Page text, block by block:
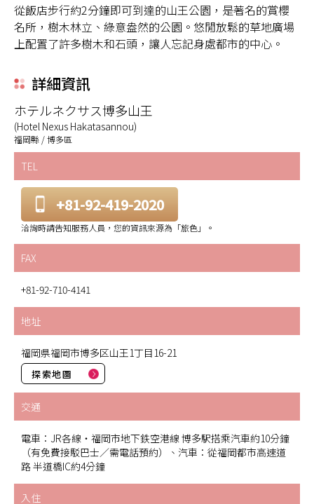
從飯店步行約2分鐘即可到達的山王公園，是著名的賞櫻
名所，樹木林立、綠意盎然的公園。悠閒放鬆的草地廣場
上配置了許多樹木和石頭，讓人忘記身處都市的中心。
詳細資訊
ホテルネクサス博多山王
(Hotel Nexus Hakatasannou)
福岡縣 / 博多區
TEL
+81-92-419-2020
洽詢時請告知服務人員，您的資訊來源為「旅色」。
FAX
+81-92-710-4141
地址
福岡県福岡市博多区山王1丁目16-21
探索地圖
交通
電車：JR各線・福岡市地下鉄空港線 博多駅搭乘汽車約10分鐘
（有免費接駁巴士／需電話預約）、汽車：從福岡都市高速道
路 半道橋IC約4分鐘
入住